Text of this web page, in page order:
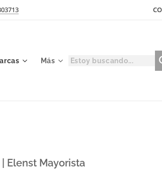
Más
Elenst Mayorista